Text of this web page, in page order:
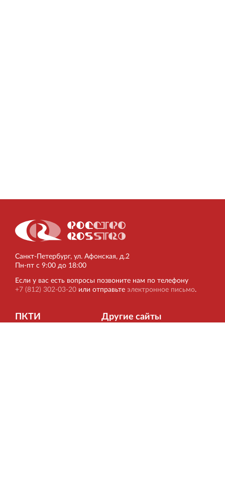
Санкт‐Петербург, ул. Афонская, д.2
Пн‐пт с 9:00 до 18:00
Если у вас есть вопросы позвоните нам по телефону
+7 (812) 302-03-20 или отправьте электронное письмо.
ПКТИ Другие сайты